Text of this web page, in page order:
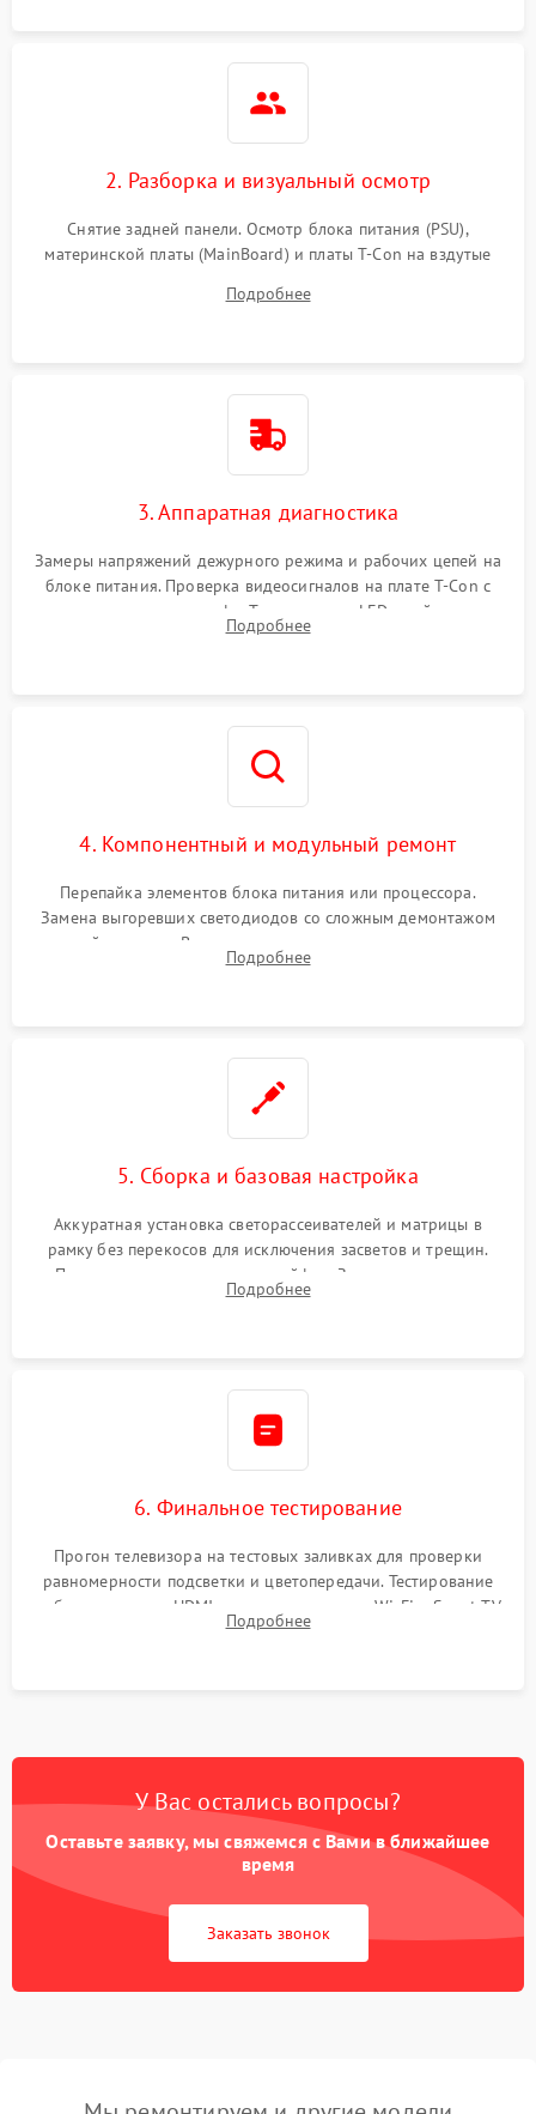
2. Разборка и визуальный осмотр
Снятие задней панели. Осмотр блока питания (PSU),
материнской платы (MainBoard) и платы T-Con на вздутые
Проверка надежности фиксации и целостности шлейфов.
Подробнее
3. Аппаратная диагностика
Замеры напряжений дежурного режима и рабочих цепей на
блоке питания. Проверка видеосигналов на плате T-Con с
помощью осциллографа. Тестирование LED-драйвера и
светодиодных планок подсветки мультиметром.
Подробнее
4. Компонентный и модульный ремонт
Перепайка элементов блока питания или процессора.
Замена выгоревших светодиодов со сложным демонтажом
хрупкой матрицы. Восстановление поврежденных дорожек,
прошивка микросхем памяти EEPROM
Подробнее
5. Сборка и базовая настройка
Аккуратная установка светорассеивателей и матрицы в
рамку без перекосов для исключения засветов и трещин.
Подключение внутренних шлейфов. Закрытие корпуса.
Сброс настроек и обновление программного обеспечения.
Подробнее
6. Финальное тестирование
Прогон телевизора на тестовых заливках для проверки
равномерности подсветки и цветопередачи. Тестирование
работы разъемов HDMI, динамиков, модуля Wi-Fi и Smart TV
в рабочем режиме в течение нескольких часов.
Подробнее
У Вас остались вопросы?
Оставьте заявку, мы свяжемся с Вами в ближайшее
время
Заказать звонок